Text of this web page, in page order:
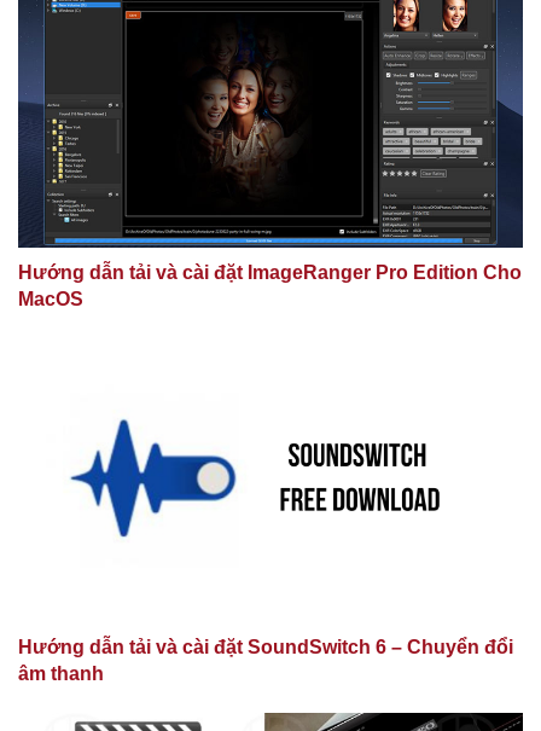
Hướng dẫn tải và cài đặt ImageRanger Pro Edition Cho
MacOS
Hướng dẫn tải và cài đặt SoundSwitch 6 – Chuyển đổi
âm thanh